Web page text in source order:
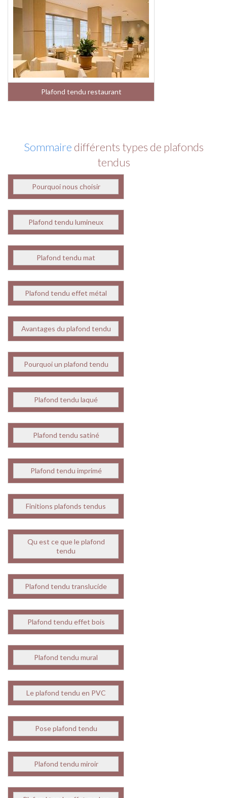
Plafond tendu restaurant
Sommaire différents types de plafonds
tendus
Pourquoi nous choisir
Plafond tendu lumineux
Plafond tendu mat
Plafond tendu effet métal
Avantages du plafond tendu
Pourquoi un plafond tendu
Plafond tendu laqué
Plafond tendu satiné
Plafond tendu imprimé
Finitions plafonds tendus
Qu est ce que le plafond
tendu
Plafond tendu translucide
Plafond tendu effet bois
Plafond tendu mural
Le plafond tendu en PVC
Pose plafond tendu
Plafond tendu miroir